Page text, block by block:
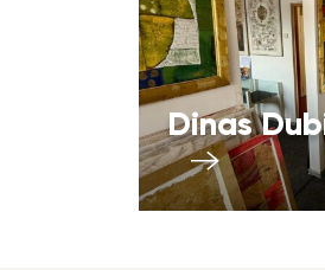
Dinas